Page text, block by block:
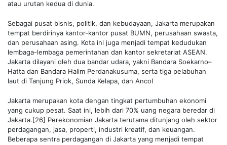
atau urutan kedua di dunia.
Sebagai pusat bisnis, politik, dan kebudayaan, Jakarta merupakan
tempat berdirinya kantor-kantor pusat BUMN, perusahaan swasta,
dan perusahaan asing. Kota ini juga menjadi tempat kedudukan
lembaga-lembaga pemerintahan dan kantor sekretariat ASEAN.
Jakarta dilayani oleh dua bandar udara, yakni Bandara Soekarno–
Hatta dan Bandara Halim Perdanakusuma, serta tiga pelabuhan
laut di Tanjung Priok, Sunda Kelapa, dan Ancol
Jakarta merupakan kota dengan tingkat pertumbuhan ekonomi
yang cukup pesat. Saat ini, lebih dari 70% uang negara beredar di
Jakarta.[26] Perekonomian Jakarta terutama ditunjang oleh sektor
perdagangan, jasa, properti, industri kreatif, dan keuangan.
Beberapa sentra perdagangan di Jakarta yang menjadi tempat